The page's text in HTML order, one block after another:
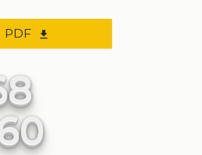
PDF file_download